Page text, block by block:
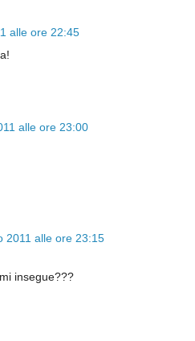
alle ore 22:45
alle ore 23:00
2011 alle ore 23:15
insegue???